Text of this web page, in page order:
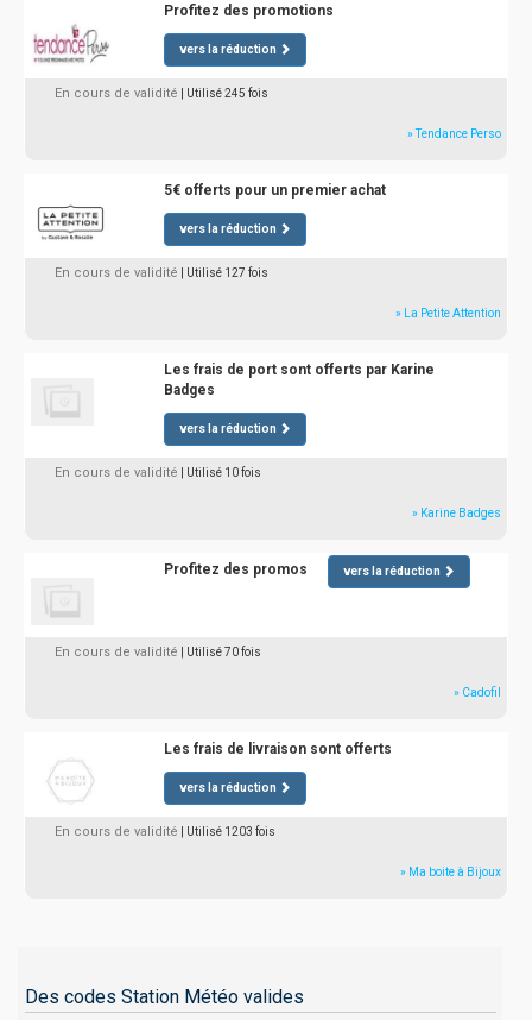
Profitez des promotions
vers la réduction
En cours de validité | Utilisé 245 fois
» Tendance Perso
5€ offerts pour un premier achat
vers la réduction
En cours de validité | Utilisé 127 fois
» La Petite Attention
Les frais de port sont offerts par Karine
Badges
vers la réduction
En cours de validité | Utilisé 10 fois
» Karine Badges
Profitez des promos vers la réduction
En cours de validité | Utilisé 70 fois
» Cadofil
Les frais de livraison sont offerts
vers la réduction
En cours de validité | Utilisé 1203 fois
» Ma boite à Bijoux
Des codes Station Météo valides